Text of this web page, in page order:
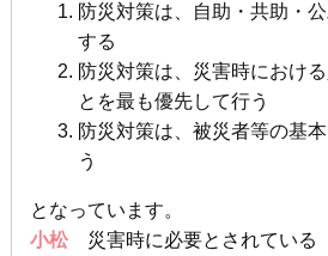
防災対策は、自助・共助・
する
防災対策は、災害時におけ
とを最も優先して行う
防災対策は、被災者等の基
う
となっています。
小松災害時に必要とされている